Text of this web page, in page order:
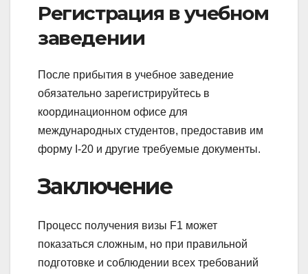
Регистрация в учебном
заведении
После прибытия в учебное заведение
обязательно зарегистрируйтесь в
координационном офисе для
международных студентов, предоставив им
форму I-20 и другие требуемые документы.
Заключение
Процесс получения визы F1 может
показаться сложным, но при правильной
подготовке и соблюдении всех требований